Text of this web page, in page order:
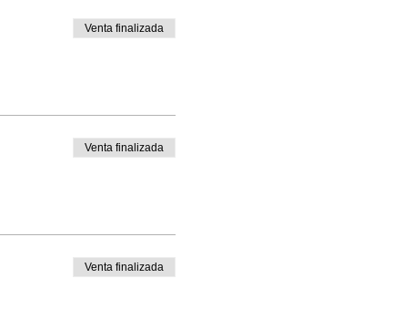
Venta finalizada
Venta finalizada
Venta finalizada